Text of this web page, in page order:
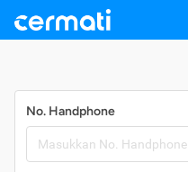
No. Handphone